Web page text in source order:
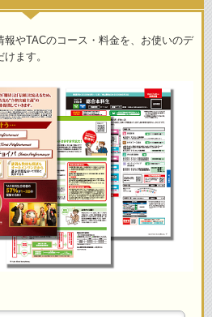
やTACのコース・料金を、お使いのデ
ます。